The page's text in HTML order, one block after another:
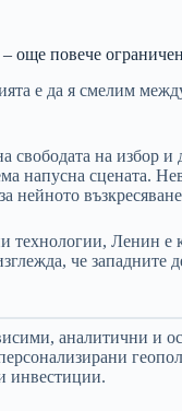
още повече
е да я смелим
на избор и
напусна сцената.
нейното
технологии, Ленин е
че западните
аналитични и
инвестиции.